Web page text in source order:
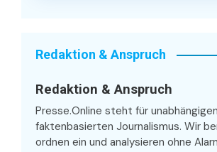
Redaktion & Anspruch
Redaktion & Anspruch
Presse.Online steht für
faktenbasierten Journalismus. Wir
ordnen ein und analysieren ohne